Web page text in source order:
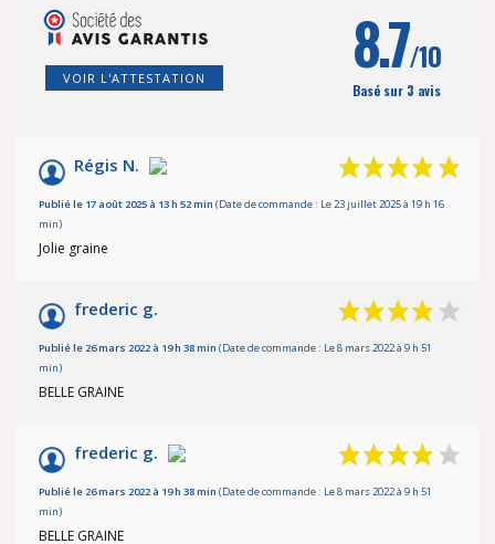
VOIR L'ATTESTATION 8.7/10
Basé sur 3 avis
Régis N.
Publié le 17 août 2025 à 13 h 52 min (Date de commande : Le 23 juillet 2025 à 19 h 16
min)
Jolie graine
frederic g.
Publié le 26 mars 2022 à 19 h 38 min (Date de commande : Le 8 mars 2022 à 9 h 51
min)
BELLE GRAINE
frederic g.
Publié le 26 mars 2022 à 19 h 38 min (Date de commande : Le 8 mars 2022 à 9 h 51
min)
BELLE GRAINE